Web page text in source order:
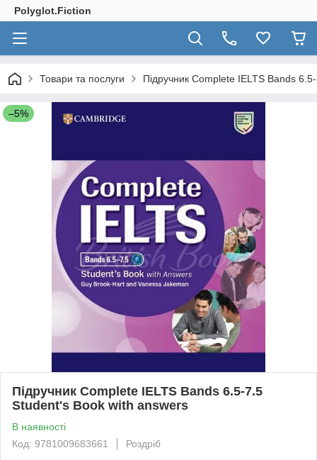
Polyglot.Fiction
Товари та послуги Підручник Complete IELTS Bands
–5%
Підручник Complete IELTS Bands 6.5-7.5
Student's Book with answers
В наявності
Код: 9781009683661
Роздріб